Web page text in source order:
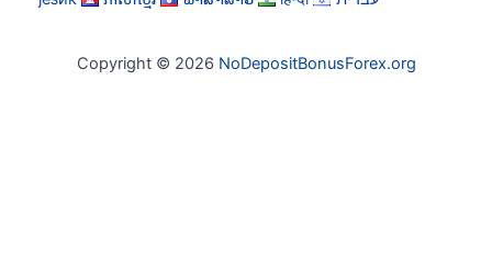
Copyright © 2026 NoDepositBonusForex.org